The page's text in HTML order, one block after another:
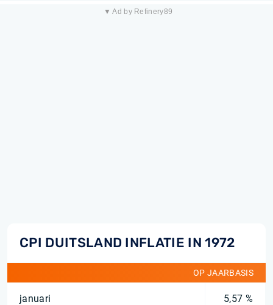
▼ Ad by Refinery89
CPI DUITSLAND INFLATIE IN 1972
OP JAARBASIS
januari 5,57 %